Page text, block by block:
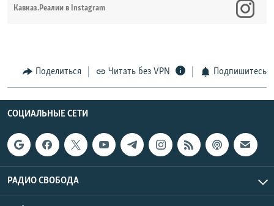
Кавказ.Реалии в Instagram
Поделиться Читать без VPN Подпишитесь
СОЦИАЛЬНЫЕ СЕТИ
РАДИО СВОБОДА